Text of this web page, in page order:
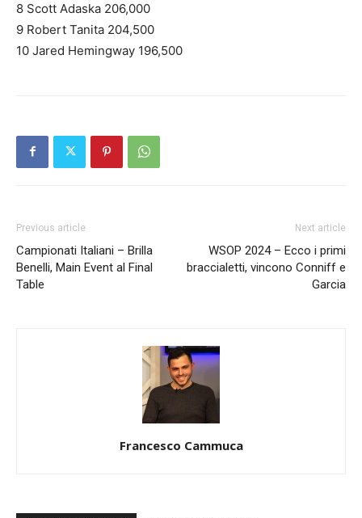
8 Scott Adaska 206,000
9 Robert Tanita 204,500
10 Jared Hemingway 196,500
Previous article
Campionati Italiani – Brilla
Benelli, Main Event al Final
Table
Next article
WSOP 2024 – Ecco i primi
braccialetti, vincono Conniff e
Garcia
Francesco Cammuca